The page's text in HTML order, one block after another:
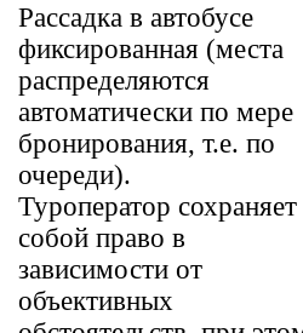
Рассадка в автобусе
фиксированная (места
распределяются
автоматически по мере
бронирования, т.е. по
очереди).
Туроператор сохраняет
собой право в
зависимости от
объективных